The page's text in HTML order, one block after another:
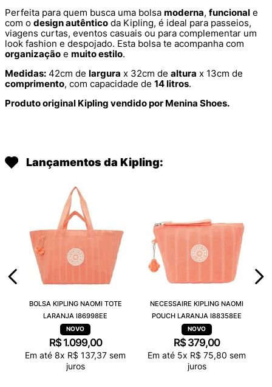
Perfeita para quem busca uma bolsa moderna, funcional e
com o design autêntico da Kipling, é ideal para passeios,
viagens curtas, eventos casuais ou para complementar um
look fashion e despojado. Esta bolsa te acompanha com
organização e muito estilo.
Medidas: 42cm de largura x 32cm de altura x 13cm de
comprimento, com capacidade de 14 litros.
Produto original Kipling vendido por Menina Shoes.
Lançamentos da Kipling:
BOLSA KIPLING NAOMI TOTE
LARANJA I86998EE
R$ 1.099,00
Em até 8x R$ 137,37 sem
juros
NECESSAIRE KIPLING NAOMI
POUCH LARANJA I88358EE
R$ 379,00
Em até 5x R$ 75,80 sem
juros